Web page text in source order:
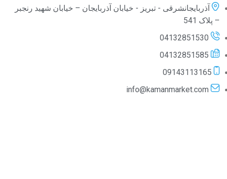
آذربایجانشرقی - تبریز - خیابان آذربایجان – خیابان شهید رنجبر
– پلاک 541
04132851530
04132851585
09143113165
info@kamanmarket.com